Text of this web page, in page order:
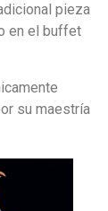
pieza
en el buffet
su maestría